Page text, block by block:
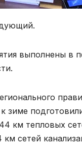
выполнены в
зиме
км тепловых
сетей